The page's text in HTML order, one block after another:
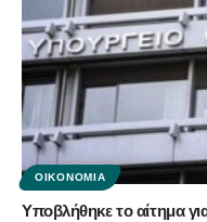
ΟΙΚΟΝΟΜΊΑ
Υποβλήθηκε το αίτημα